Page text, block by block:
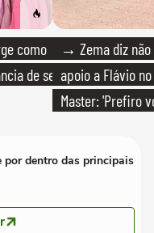
como
de ser
→ Zema diz
apoio a Flávio
Master: 'Prefiro
por dentro das principais